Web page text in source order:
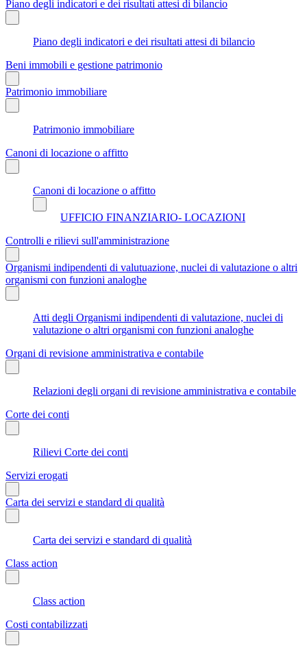
Piano degli indicatori e dei risultati attesi di bilancio
Piano degli indicatori e dei risultati attesi di bilancio
Beni immobili e gestione patrimonio
Patrimonio immobiliare
Patrimonio immobiliare
Canoni di locazione o affitto
Canoni di locazione o affitto
UFFICIO FINANZIARIO- LOCAZIONI
Controlli e rilievi sull'amministrazione
Organismi indipendenti di valutuazione, nuclei di valutazione o altri
organismi con funzioni analoghe
Atti degli Organismi indipendenti di valutazione, nuclei di
valutazione o altri organismi con funzioni analoghe
Organi di revisione amministrativa e contabile
Relazioni degli organi di revisione amministrativa e contabile
Corte dei conti
Rilievi Corte dei conti
Servizi erogati
Carta dei servizi e standard di qualità
Carta dei servizi e standard di qualità
Class action
Class action
Costi contabilizzati